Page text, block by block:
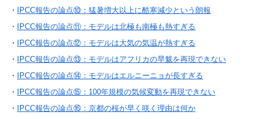
・
IPCC報告の論点⑩：猛暑増大以上に酷寒減少という朗報
・
IPCC報告の論点⑪：モデルは北極も南極も熱すぎる
・
IPCC報告の論点⑫：モデルは大気の気温が熱すぎる
・
IPCC報告の論点⑬：モデルはアフリカの旱魃を再現できない
・
IPCC報告の論点⑭：モデルはエルニーニョが長すぎる
・
IPCC報告の論点⑮：100年規模の気候変動を再現できない
・
IPCC報告の論点⑯：京都の桜が早く咲く理由は何か